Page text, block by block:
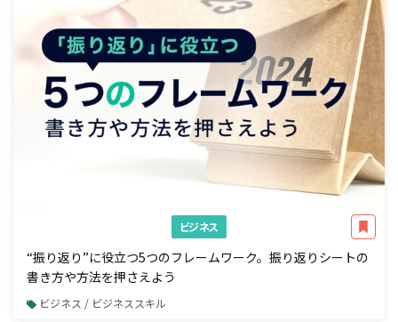
ビジネス
“振り返り”に役立つ5つのフレームワーク。振り返りシートの
書き方や方法を押さえよう
ビジネス / ビジネススキル